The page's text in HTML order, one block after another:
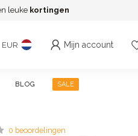
leuke kortingen
EUR Mijn account
BLOG SALE
0 beoordelingen